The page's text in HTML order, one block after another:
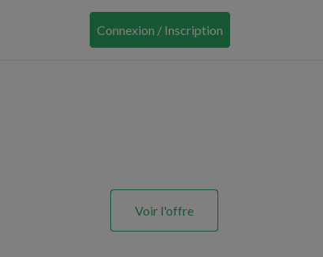
Connexion / Inscription
Voir l'offre